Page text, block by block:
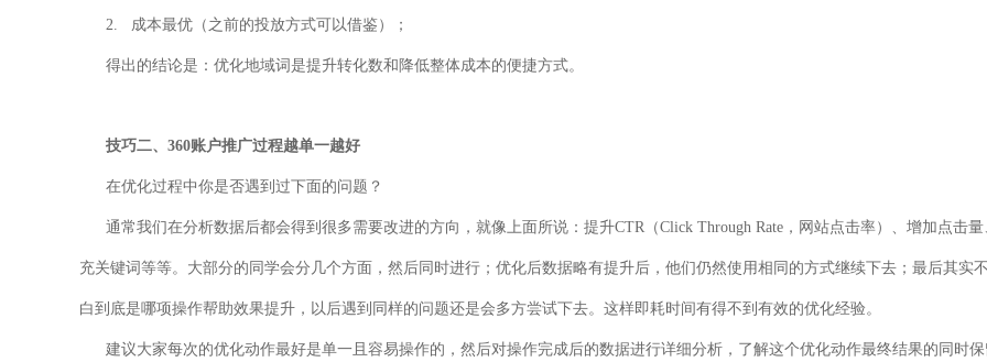
2. 成本最优（之前的投放方式可以借鉴）；
得出的结论是：优化地域词是提升转化数和降低整体成本的便捷方式。
技巧二、360账户推广过程越单一越好
在优化过程中你是否遇到过下面的问题？
通常我们在分析数据后都会得到很多需要改进的方向，就像上面所说：提升CTR（Click Through Rate，网站点击率）、增加点击量
充关键词等等。大部分的同学会分几个方面，然后同时进行；优化后数据略有提升后，他们仍然使用相同的方式继续下去；最后其实
白到底是哪项操作帮助效果提升，以后遇到同样的问题还是会多方尝试下去。这样即耗时间有得不到有效的优化经验。
建议大家每次的优化动作最好是单一且容易操作的，然后对操作完成后的数据进行详细分析，了解这个优化动作最终结果的同时保